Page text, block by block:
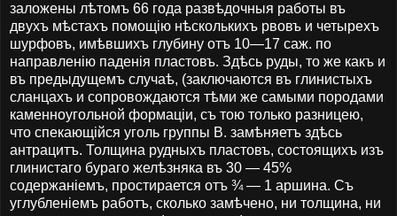
заложены лѣтомъ 66 года развѣдочныя работы въ
двухъ мѣстахъ помощію нѣсколькихъ рвовъ и четырехъ
шурфовъ, имѣвшихъ глубину отъ 10—17 саж. по
направленію паденія пластовъ. Здѣсь руды, то же какъ и
въ предыдущемъ случаѣ, (заключаются въ глинистыхъ
сланцахъ и сопровождаются тѣми же самыми породами
каменноугольной формаціи, съ тою только разницею,
что спекающійся уголь группы В. замѣняетъ здѣсь
антрацитъ. Толщина рудныхъ пластовъ, состоящихъ изъ
глинистаго бураго желѣзняка въ 30 — 45%
содержаніемъ, простирается отъ ¾ — 1 аршина. Съ
углубленіемъ работъ, сколько замѣчено, ни толщина, ни